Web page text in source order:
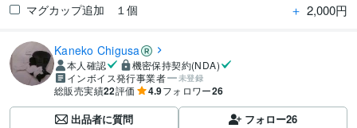
マグカップ追加 １個 ＋ 2,000円
Kaneko Chigusa
本人確認
機密保持契約(NDA)
インボイス発行事業者
未登録
総販売実績22評価 4.9フォロワー26
出品者に質問 フォロー26